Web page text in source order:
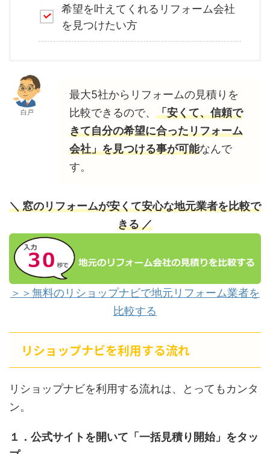
希望を叶えてくれるリフォーム会社
を見つけたい方
白戸
最大5社からリフォームの見積りを
比較できるので、 「安くて、信頼で
きて自分の希望に合ったリフォーム
会社」を見つける事が可能なんで
す。
＼ 窓のリフォームが安くて安心な地元業者を比較で
きる ／
＞＞無料のリショップナビで地元リフォーム業者を
比較する
リショップナビを利用する流れ
リショップナビを利用する流れは、とってもカンタ
ン。
１．公式サイトを開いて「一括見積り開始」をタッ